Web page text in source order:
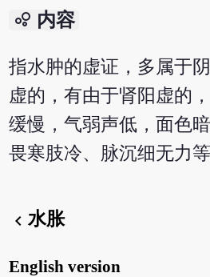
bubble_chart 内容
指水肿的虚证，多属于
虚的，有由于肾阳虚的
缓慢，气弱声低，面色
畏寒肢冷、脉沉细无力等
chevron_left水胀
English version